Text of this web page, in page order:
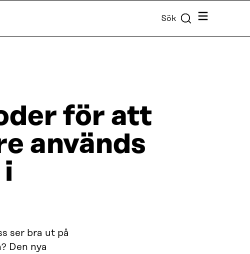
Sök Meny
för att
används
ser bra ut på
Den nya